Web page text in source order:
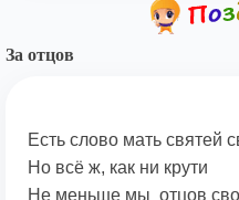
За отцов
Есть слово мать святей
Но всё ж, как ни крути
Не меньше мы отцов